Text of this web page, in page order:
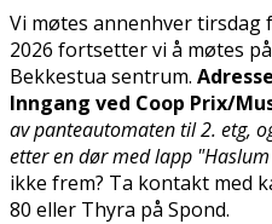
Vi møtes annenhver tirsdag
2026 fortsetter vi å møtes
Bekkestua sentrum.
Inngang ved Coop Prix/
av panteautomaten til 2. etg,
etter en dør med lapp
ikke frem? Ta kontakt med
80 eller Thyra på Spond.